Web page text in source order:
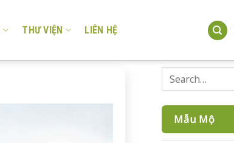
THƯ VIỆN LIÊN HỆ
Mẫu Mộ